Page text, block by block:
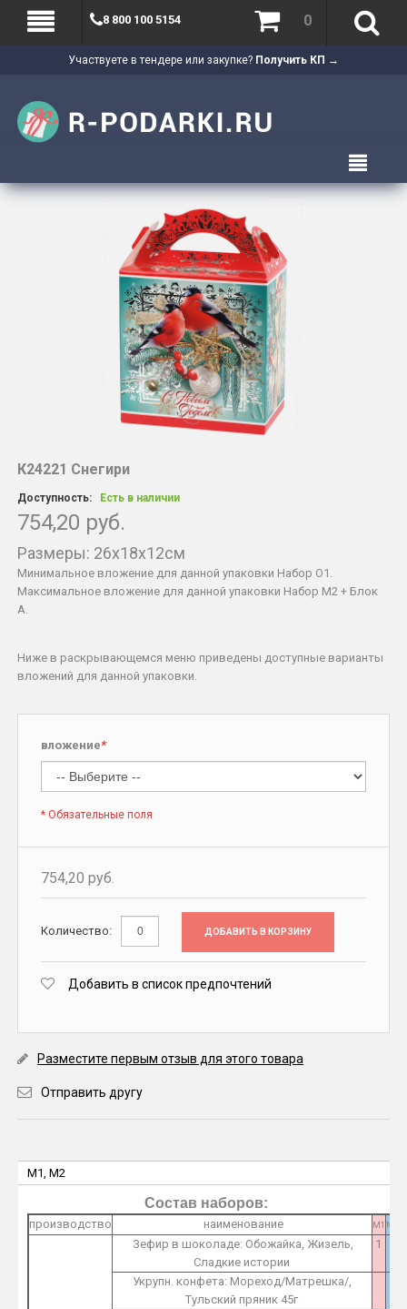
Участвуете в тендере или закупке? Получить КП →
8 800 100 5154 0
К24221 Снегири
Доступность: Есть в наличии
754,20 руб.
Размеры: 26х18х12см
Минимальное вложение для данной упаковки Набор O1.
Максимальное вложение для данной упаковки Набор М2 + Блок
А.
Ниже в раскрывающемся меню приведены доступные варианты
вложений для данной упаковки.
*
вложение
* Обязательные поля
754,20 руб.
Количество: ДОБАВИТЬ В КОРЗИНУ
Добавить в список предпочтений
Разместите первым отзыв для этого товара
Отправить другу
M1, M2
Состав наборов:
производство наименование M1 M2
Зефир в шоколаде: Обожайка, Жизель,
Сладкие истории
1
Укрупн. конфета: Мореход/Матрешка/,
Тульский пряник 45г